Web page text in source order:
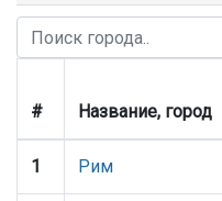
# Название, город
1 Рим